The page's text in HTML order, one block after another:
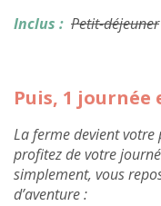
Inclus : Petit-déjeuner
Puis, 1
La ferme devient votre
profitez de votre
simplement, vous
d’aventure :